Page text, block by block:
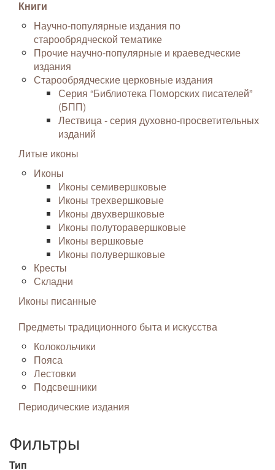
Книги
Научно-популярные издания по
старообрядческой тематике
Прочие научно-популярные и краеведческие
издания
Старообрядческие церковные издания
Серия “Библиотека Поморских писателей”
(БПП)
Лествица - серия духовно-просветительных
изданий
Литые иконы
Иконы
Иконы семивершковые
Иконы трехвершковые
Иконы двухвершковые
Иконы полуторавершковые
Иконы вершковые
Иконы полувершковые
Кресты
Складни
Иконы писанные
Предметы традиционного быта и искусства
Колокольчики
Пояса
Лестовки
Подсвешники
Периодические издания
Фильтры
Тип